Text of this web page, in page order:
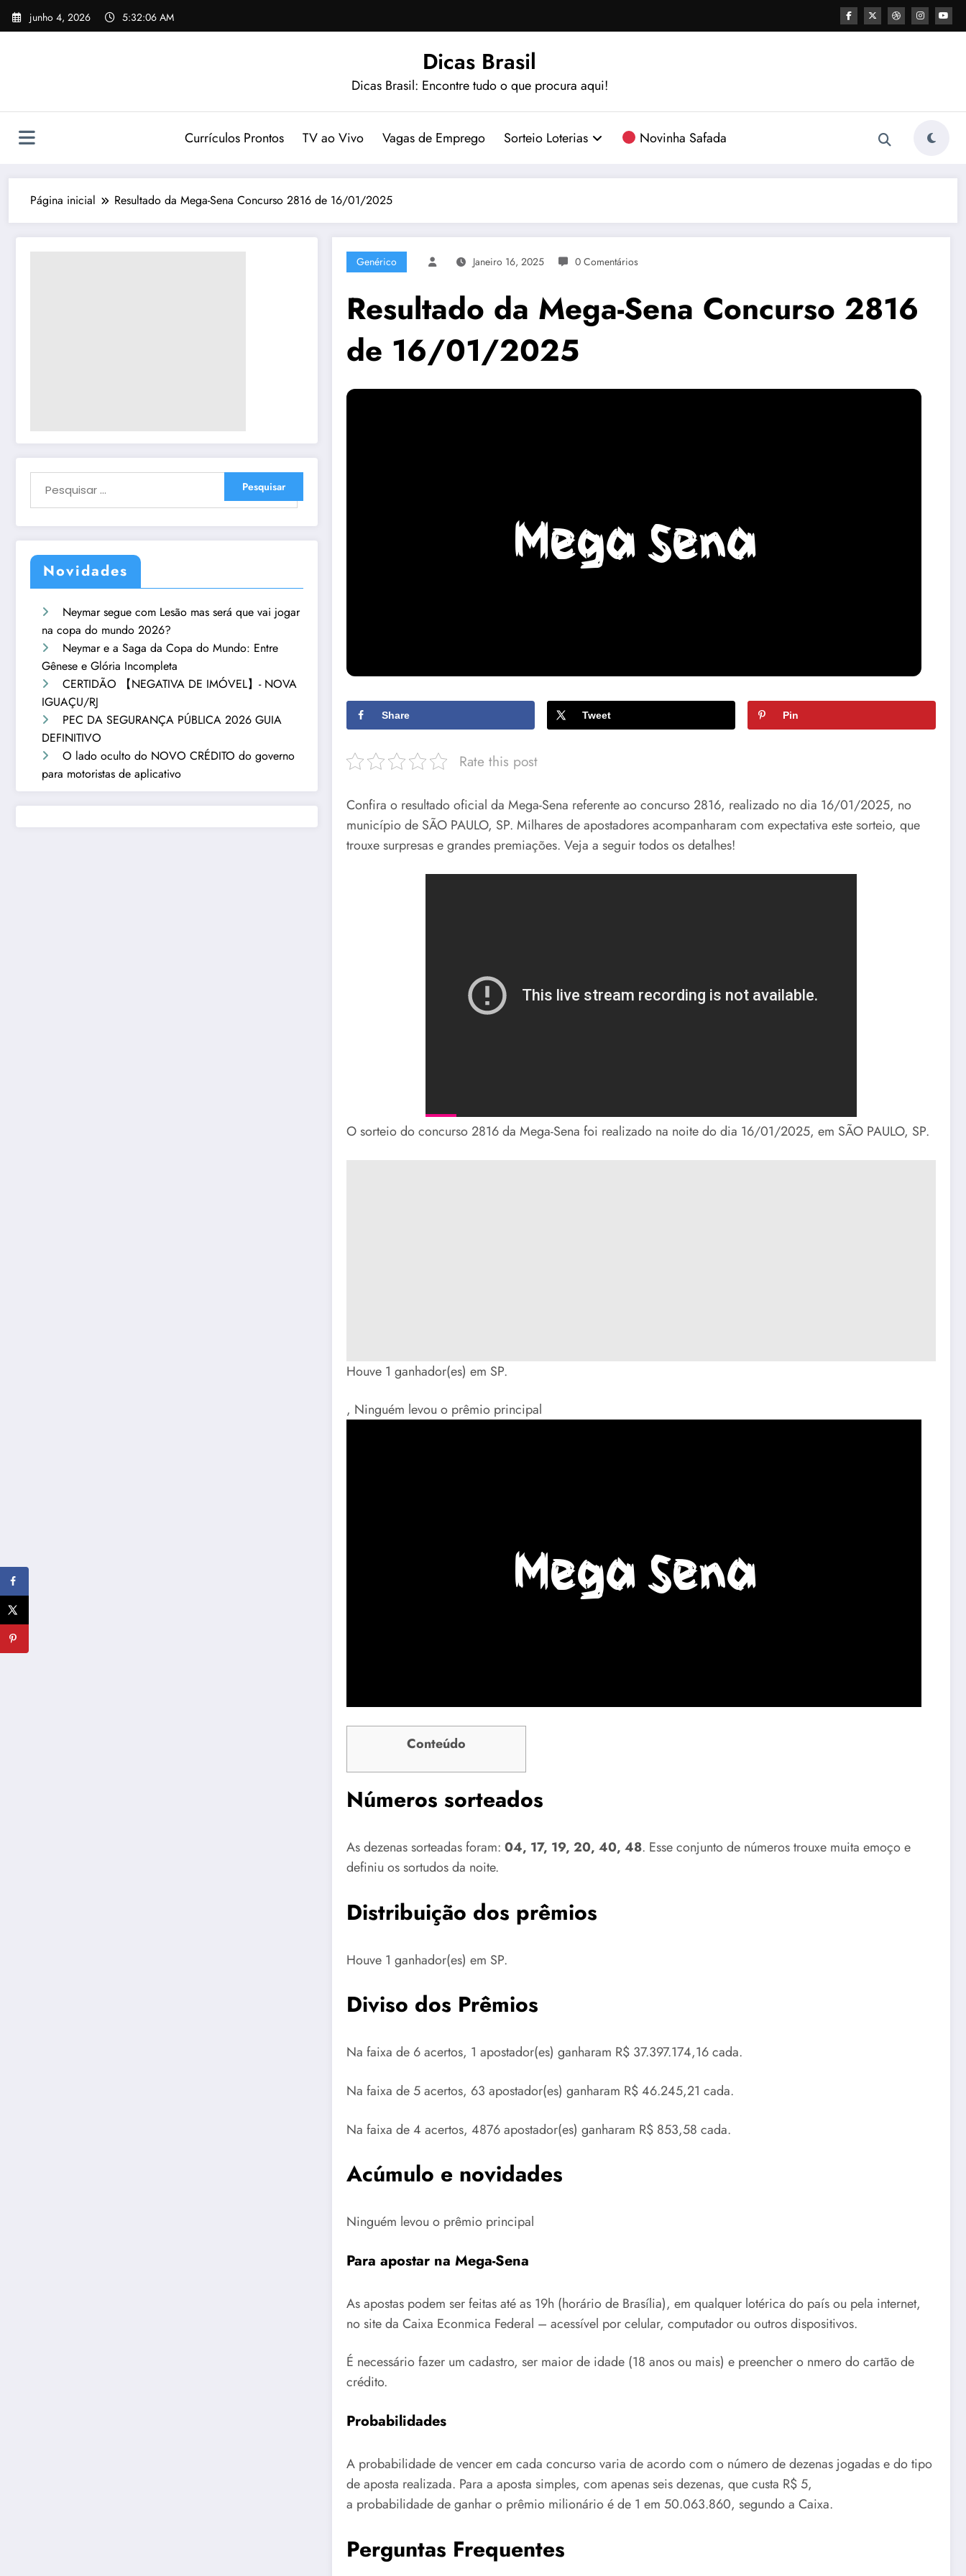
Pular
para
junho 4, 2026 5:32:06 AM
Dicas Brasil
Dicas Brasil: Encontre tudo o que procura aqui!
Currículos Prontos TV ao Vivo Vagas de Emprego Sorteio Loterias Novinha Safada
Página inicial Resultado da Mega-Sena Concurso 2816 de 16/01/2025
Novidades
Neymar segue com Lesão mas será que vai jogar
na copa do mundo 2026?
Neymar e a Saga da Copa do Mundo: Entre
Gênese e Glória Incompleta
CERTIDÃO 【NEGATIVA DE IMÓVEL】- NOVA
IGUAÇU/RJ
PEC DA SEGURANÇA PÚBLICA 2026 GUIA
DEFINITIVO
O lado oculto do NOVO CRÉDITO do governo
para motoristas de aplicativo
Genérico Janeiro 16, 2025 0 Comentários
Resultado da Mega-Sena Concurso 2816
de 16/01/2025
Share Tweet Pin
Rate this post
Confira o resultado oficial da Mega-Sena referente ao concurso 2816, realizado no dia 16/01/2025, no
município de SÃO PAULO, SP. Milhares de apostadores acompanharam com expectativa este sorteio, que
trouxe surpresas e grandes premiações. Veja a seguir todos os detalhes!
O sorteio do concurso 2816 da Mega-Sena foi realizado na noite do dia 16/01/2025, em SÃO PAULO, SP.
Houve 1 ganhador(es) em SP.
, Ninguém levou o prêmio principal
Conteúdo
Números sorteados
As dezenas sorteadas foram:04, 17, 19, 20, 40, 48. Esse conjunto de números trouxe muita emoço e
definiu os sortudos da noite.
Distribuição dos prêmios
Houve 1 ganhador(es) em SP.
Diviso dos Prêmios
Na faixa de 6 acertos, 1 apostador(es) ganharam R$ 37.397.174,16 cada.
Na faixa de 5 acertos, 63 apostador(es) ganharam R$ 46.245,21 cada.
Na faixa de 4 acertos, 4876 apostador(es) ganharam R$ 853,58 cada.
Acúmulo e novidades
Ninguém levou o prêmio principal
Para apostar na Mega-Sena
As apostas podem ser feitas até as 19h (horário de Brasília), em qualquer lotérica do país ou pela internet,
no site da Caixa Econmica Federal – acessível por celular, computador ou outros dispositivos.
É necessário fazer um cadastro, ser maior de idade (18 anos ou mais) e preencher o nmero do cartão de
crédito.
Probabilidades
A probabilidade de vencer em cada concurso varia de acordo com o número de dezenas jogadas e do tipo
de aposta realizada. Para a aposta simples, com apenas seis dezenas, que custa R$ 5,
a probabilidade de ganhar o prêmio milionário é de 1 em 50.063.860, segundo a Caixa.
Perguntas Frequentes